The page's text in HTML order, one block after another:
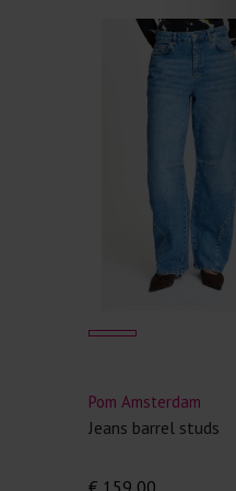
Pom Amsterdam
Jeans barrel studs